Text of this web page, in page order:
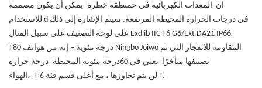
ان المعدات الكهربائية في حمنطقة خطرة يمكن أن يكون مصممة
d
Exd ib IIC T6 G6/Ext DA21 IP66
T80
درجة مئوية – إنه من هواتف Ningbo Joiwo المقاومة للانفجار التي تم
تصنيفها متأخرًا يعني في 60درجة مئوية المحيطة درجة حرارة
الهواء، T 6 لن يتم تجاوزها ، مع أعلى قسم فئة T.